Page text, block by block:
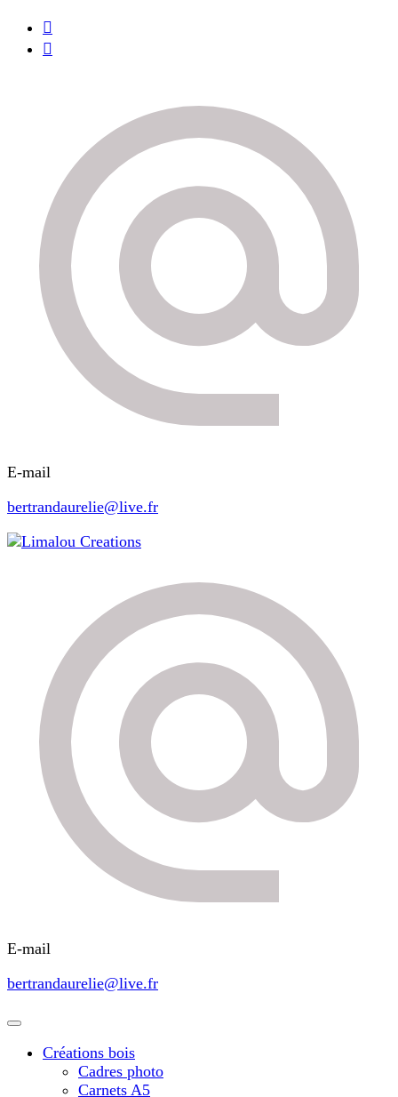
E-mail
bertrandaurelie@live.fr
Limalou Creations
E-mail
bertrandaurelie@live.fr
Créations bois
Cadres photo
Carnets A5